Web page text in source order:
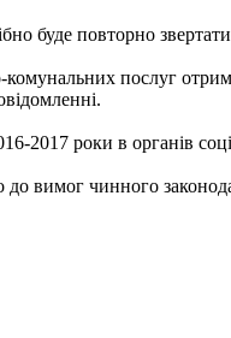
буде повторно
послуг
2017 роки в органів
вимог чинного